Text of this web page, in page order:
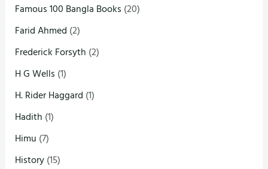
Famous 100 Bangla Books (20)
Farid Ahmed (2)
Frederick Forsyth (2)
H G Wells (1)
H. Rider Haggard (1)
Hadith (1)
Himu (7)
History(15)